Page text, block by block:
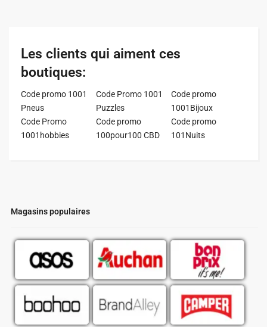
Magasins populaires
Les clients qui aiment ces
boutiques:
Code promo 1001
Pneus
Code Promo 1001
Puzzles
Code promo
1001Bijoux
Code Promo
1001hobbies
Code promo
100pour100 CBD
Code promo
101Nuits